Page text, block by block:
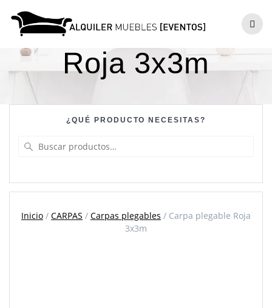
content
Carpa plegable
Roja 3x3m
¿QUÉ PRODUCTO NECESITAS?
Inicio / CARPAS / Carpas plegables / Carpa plegable Roja
3x3m